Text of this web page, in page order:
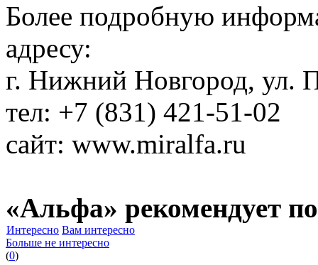
Более подробную
адресу:
г. Нижний Новгород, ул.
тел: +7 (831) 421-51-02
сайт: www.miralfa.ru
«Альфа» рекомендует
Интересно Вам интересно
Больше не интересно
(0)